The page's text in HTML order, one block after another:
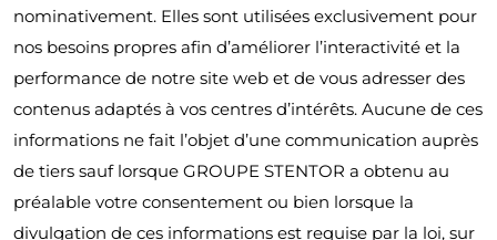
nominativement. Elles sont utilisées exclusivement pour
nos besoins propres afin d’améliorer l’interactivité et la
performance de notre site web et de vous adresser des
contenus adaptés à vos centres d’intérêts. Aucune de ces
informations ne fait l’objet d’une communication auprès
de tiers sauf lorsque GROUPE STENTOR a obtenu au
préalable votre consentement ou bien lorsque la
divulgation de ces informations est requise par la loi, sur